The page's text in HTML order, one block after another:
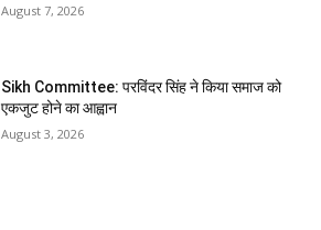
August 7, 2026
Sikh Committee: परविंदर सिंह ने किया समाज को
एकजुट होने का आह्वान
August 3, 2026